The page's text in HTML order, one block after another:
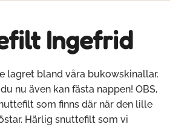
Ingefrid
lagret bland våra bukowskinallar.
nu även kan fästa nappen! OBS,
som finns där när den lille
Härlig snuttefilt som vi